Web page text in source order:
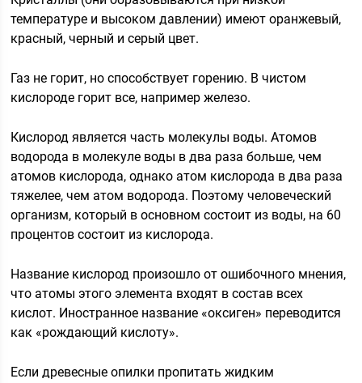
температуре и высоком давлении) имеют оранжевый,
красный, черный и серый цвет.
Газ не горит, но способствует горению. В чистом
кислороде горит все, например железо.
Кислород является часть молекулы воды. Атомов
водорода в молекуле воды в два раза больше, чем
атомов кислорода, однако атом кислорода в два раза
тяжелее, чем атом водорода. Поэтому человеческий
организм, который в основном состоит из воды, на 60
процентов состоит из кислорода.
Название кислород произошло от ошибочного мнения,
что атомы этого элемента входят в состав всех
кислот. Иностранное название «оксиген» переводится
как «рождающий кислоту».
Если древесные опилки пропитать жидким